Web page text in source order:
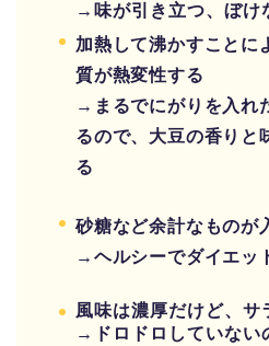
→味が引き立つ、ぼけ
加熱して沸かすことに
質が熱変性する
→まるでにがりを入れ
るので、大豆の香りと
る
砂糖など余計なものが
→ヘルシーでダイエッ
風味は濃厚だけど、サ
→ドロドロしていない